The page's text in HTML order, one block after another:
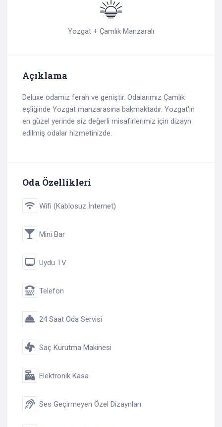
Yozgat + Çamlık Manzaralı
Açıklama
Deluxe odamız ferah ve geniştir. Odalarımız Çamlık
eşliğinde Yozgat manzarasına bakmaktadır. Yozgat'ın
en güzel yerinde siz değerli misafirlerimiz için dizayn
edilmiş odalar hizmetinizde.
Oda Özellikleri
Wifi (Kablosuz İnternet)
Mini Bar
Uydu TV
Telefon
24 Saat Oda Servisi
Saç Kurutma Makinesi
Elektronik Kasa
Ses Geçirmeyen Özel Dizaynları